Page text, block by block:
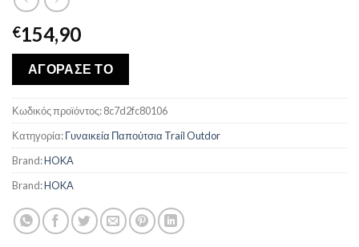
€154,90
ΑΓΟΡΑΣΕ ΤΟ
Κωδικός προϊόντος:8c7d2fc80106
Κατηγορία:Γυναικεία Παπούτσια Trail Outdor
Brand:HOKA
Brand:HOKA